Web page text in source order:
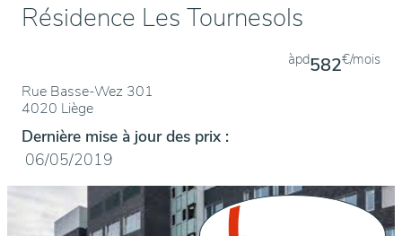
Résidence Les Tournesols
Rue Basse-Wez 301
4020 Liège
àpd582€/mois
Dernière mise à jour des prix :
06/05/2019